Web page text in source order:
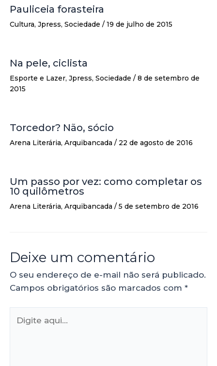
Pauliceia forasteira
Cultura, Jpress, Sociedade / 19 de julho de 2015
Na pele, ciclista
Esporte e Lazer, Jpress, Sociedade / 8 de setembro de
2015
Torcedor? Não, sócio
Arena Literária, Arquibancada / 22 de agosto de 2016
Um passo por vez: como completar os
10 quilômetros
Arena Literária, Arquibancada / 5 de setembro de 2016
Deixe um comentário
O seu endereço de e-mail não será publicado.
Campos obrigatórios são marcados com *